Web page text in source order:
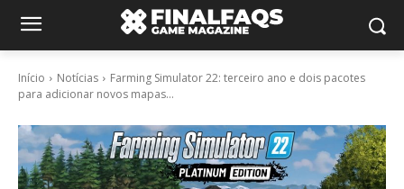
Início Notícias
Farming Simulator 22: terceiro ano e dois pacotes
para adicionar novos mapas...